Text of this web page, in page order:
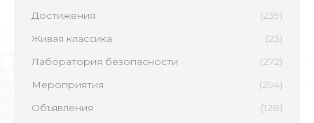
Достижения
(239)
Живая классика
(23)
Лаборатория безопасности
(272)
Мероприятия
(294)
Объявления
(128)